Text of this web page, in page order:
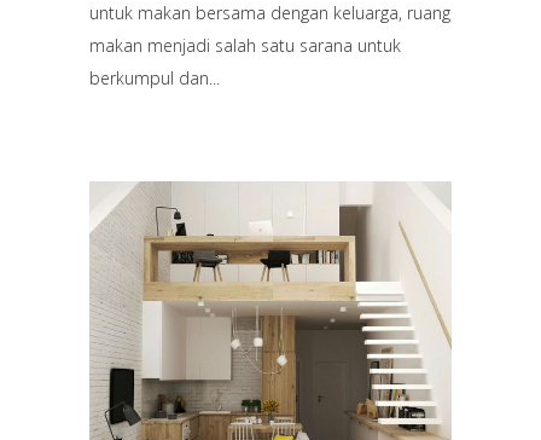
untuk makan bersama dengan keluarga, ruang
makan menjadi salah satu sarana untuk
berkumpul dan